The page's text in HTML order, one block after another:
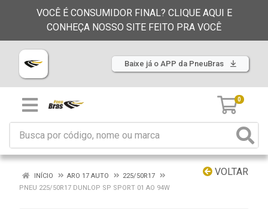
VOCÊ É CONSUMIDOR FINAL? CLIQUE AQUI E
CONHEÇA NOSSO SITE FEITO PRA VOCÊ
Baixe já o APP da PneuBras
0
VOLTAR
INÍCIO ARO 17 AUTO
225/50R17
PNEU 225/50R17 DUNLOP SP SPORT 01 AO 94W